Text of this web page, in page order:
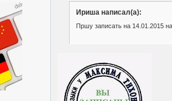
Ириша написал(а):
Пршу записать на 14.01.2015